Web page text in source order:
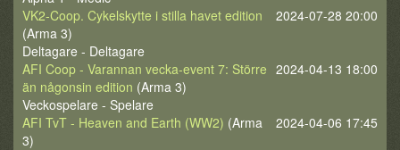
2024-07-28 20:00
VK2-Coop. Cykelskytte i stilla havet edition
(Arma 3)
Deltagare - Deltagare
2024-04-13 18:00
AFI Coop - Varannan vecka-event 7: Större
än någonsin edition (Arma 3)
Veckospelare - Spelare
2024-04-06 17:45
AFI TvT - Heaven and Earth (WW2) (Arma
3)